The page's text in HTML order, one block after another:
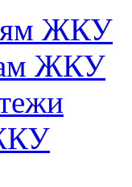
ЖКУ
ЖКУ